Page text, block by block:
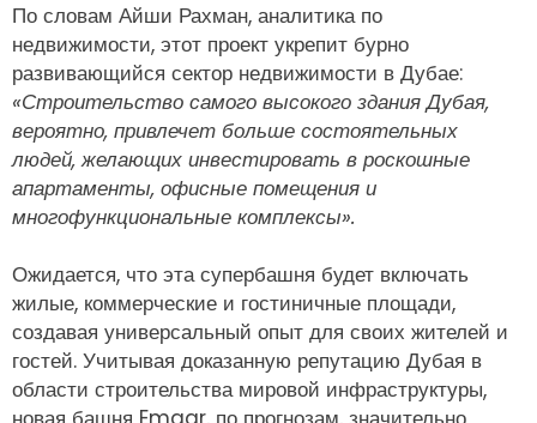
По словам Айши Рахман, аналитика по
недвижимости, этот проект укрепит бурно
развивающийся сектор недвижимости в Дубае:
«Строительство самого высокого здания Дубая,
вероятно, привлечет больше состоятельных
людей, желающих инвестировать в роскошные
апартаменты, офисные помещения и
многофункциональные комплексы».
Ожидается, что эта супербашня будет включать
жилые, коммерческие и гостиничные площади,
создавая универсальный опыт для своих жителей и
гостей. Учитывая доказанную репутацию Дубая в
области строительства мировой инфраструктуры,